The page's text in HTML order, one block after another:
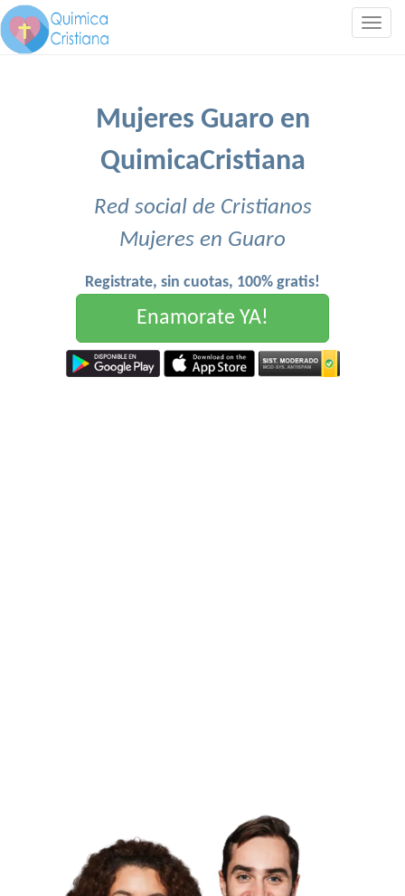
Mujeres Guaro en
QuimicaCristiana
Red social de Cristianos
Mujeres en Guaro
Registrate, sin cuotas, 100% gratis!
Enamorate YA!